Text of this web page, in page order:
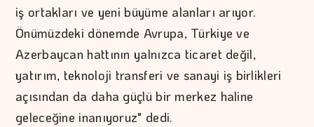
iş ortakları ve yeni büyüme alanları arıyor.
Önümüzdeki dönemde Avrupa, Türkiye ve
Azerbaycan hattının yalnızca ticaret değil,
yatırım, teknoloji transferi ve sanayi iş birlikleri
açısından da daha güçlü bir merkez haline
geleceğine inanıyoruz" dedi.